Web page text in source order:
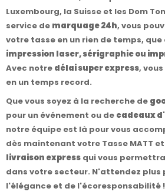
Luxembourg, la Suisse et les Dom
service de marquage 24h, vous
votre tasse en un rien de temps,
impression laser, sérigraphie ou
Avec notre délai super express,
en un temps record.
Que vous soyez à la recherche de
pour un événement ou de cadeaux
notre équipe est là pour vous
dès maintenant votre Tasse MATT
livraison express qui vous
dans votre secteur. N'attendez plus
l'élégance et de l'écoresponsabilité !